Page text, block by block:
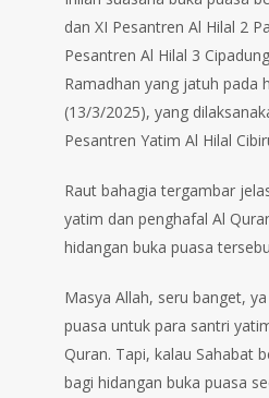
dan XI Pesantren Al Hilal 2
Pesantren Al Hilal 3
Ramadhan yang jatuh pada
(13/3/2025), yang
Pesantren Yatim Al Hilal
Raut bahagia tergambar
yatim dan penghafal Al
hidangan buka puasa
Masya Allah, seru banget,
puasa untuk para santri
Quran. Tapi, kalau Sahabat
bagi hidangan buka puasa